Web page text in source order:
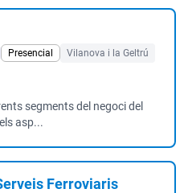
Presencial
Vilanova i la Geltrú
segments del negoci del
asp...
Ferroviaris